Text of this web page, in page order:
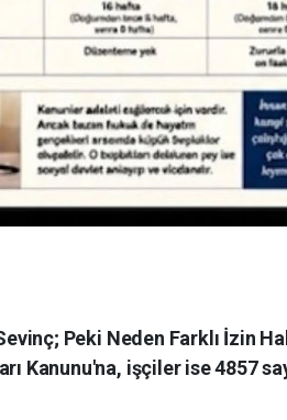
Peki Neden Farklı İzin
Kanunu'na, işçiler ise 4857